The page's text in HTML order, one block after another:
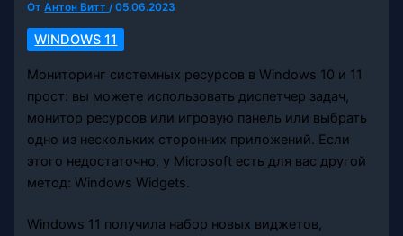
ОтАнтон Витт/05.06.2023
WINDOWS 11
Мониторинг системных ресурсов в Windows 10 и 11
прост: вы можете использовать диспетчер задач,
монитор ресурсов или игровую панель или выбрать
одно из нескольких сторонних приложений. Если
этого недостаточно, у Microsoft есть для вас другой
метод: Windows Widgets.
Windows 11 получила набор новых виджетов,